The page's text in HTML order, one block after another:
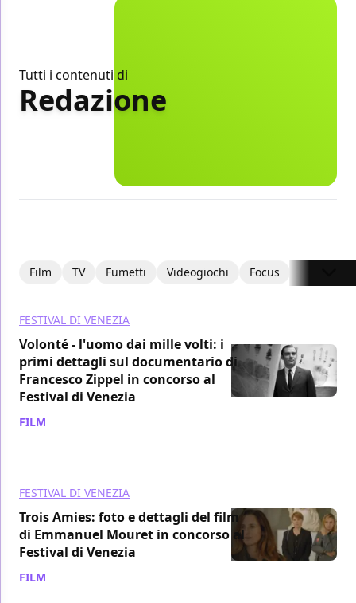
Tutti i contenuti di
Redazione
Film TV Fumetti Videogiochi Focus
FESTIVAL DI VENEZIA
Volonté - l'uomo dai mille volti: i
primi dettagli sul documentario di
Francesco Zippel in concorso al
Festival di Venezia
FILM
FESTIVAL DI VENEZIA
Trois Amies: foto e dettagli del film
di Emmanuel Mouret in concorso al
Festival di Venezia
FILM